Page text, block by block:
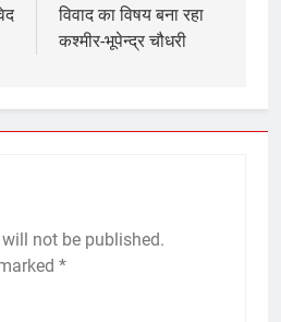
विवाद का विषय बना रहा
कश्मीर-भूपेन्द्र चौधरी
not be published.
*